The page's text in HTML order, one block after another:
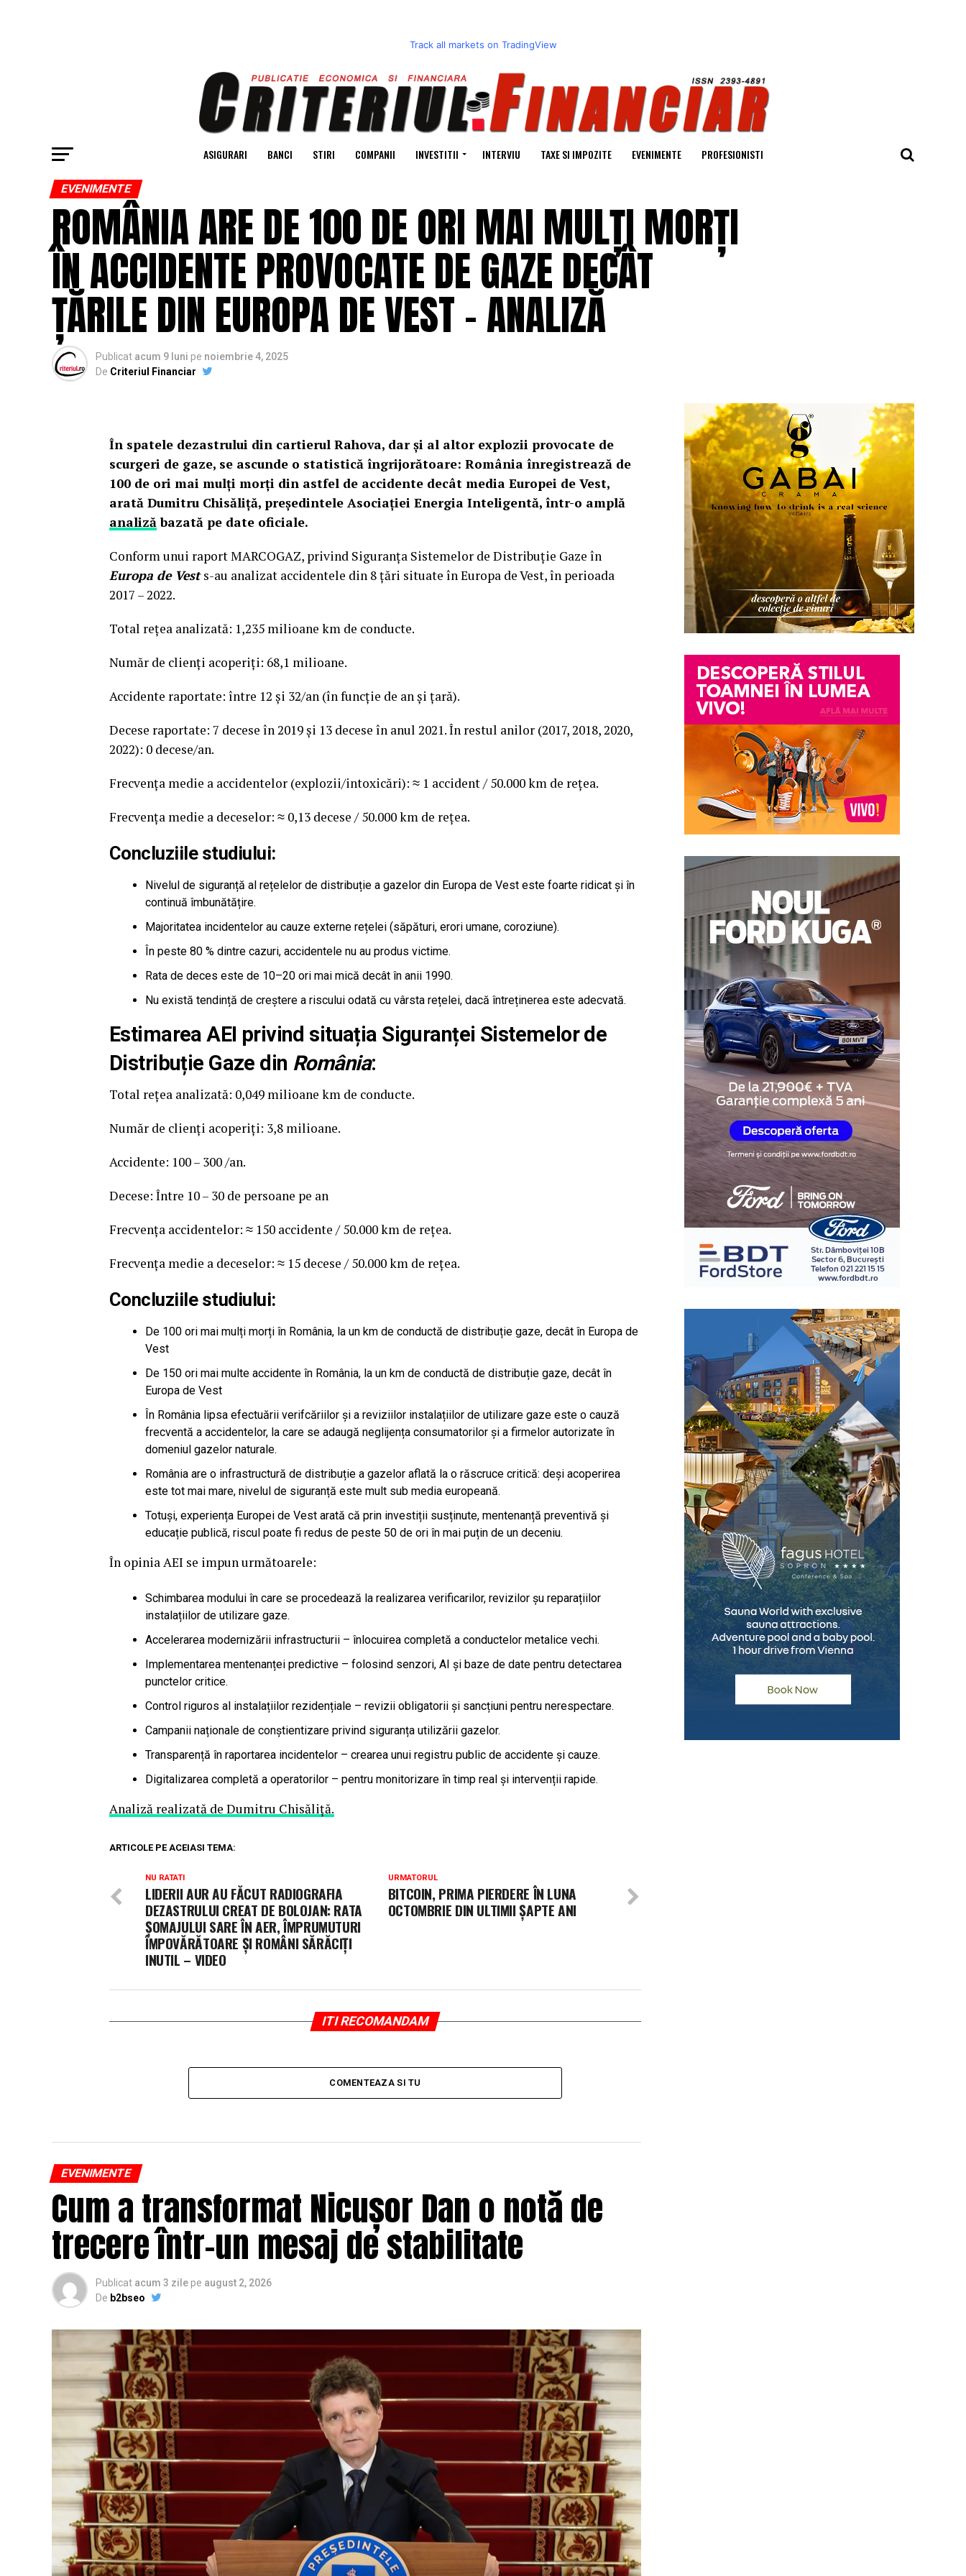
Track all markets on TradingView
ASIGURARI BANCI STIRI COMPANII INVESTITII INTERVIU TAXE SI IMPOZITE EVENIMENTE PROFESIONISTI
EVENIMENTE
ROMÂNIA ARE DE 100 DE ORI MAI MULȚI MORȚI
ÎN ACCIDENTE PROVOCATE DE GAZE DECÂT
ȚĂRILE DIN EUROPA DE VEST – ANALIZĂ
Publicat acum 9 luni pe noiembrie 4, 2025
De Criteriul Financiar
În spatele dezastrului din cartierul Rahova, dar și al altor explozii provocate de
scurgeri de gaze, se ascunde o statistică îngrijorătoare: România înregistrează de
100 de ori mai mulți morți din astfel de accidente decât media Europei de Vest,
arată Dumitru Chisăliță, președintele Asociației Energia Inteligentă, într-o amplă
analizăbazată pe date oficiale.
Conform unui raport MARCOGAZ, privind Siguranța Sistemelor de Distribuție Gaze în
Europa de Vests-au analizat accidentele din 8 țări situate în Europa de Vest, în perioada
2017 – 2022.
Total rețea analizată: 1,235 milioane km de conducte.
Număr de clienți acoperiți: 68,1 milioane.
Accidente raportate: între 12 și 32/an (în funcție de an și țară).
Decese raportate: 7 decese în 2019 și 13 decese în anul 2021. În restul anilor (2017, 2018, 2020,
2022): 0 decese/an.
Frecvența medie a accidentelor (explozii/intoxicări): ≈ 1 accident / 50.000 km de rețea.
Frecvența medie a deceselor: ≈ 0,13 decese / 50.000 km de rețea.
Concluziile studiului:
Nivelul de siguranță al rețelelor de distribuție a gazelor din Europa de Vest este foarte ridicat și în
continuă îmbunătățire.
Majoritatea incidentelor au cauze externe rețelei (săpături, erori umane, coroziune).
În peste 80 % dintre cazuri, accidentele nu au produs victime.
Rata de deces este de 10–20 ori mai mică decât în anii 1990.
Nu există tendință de creștere a riscului odată cu vârsta rețelei, dacă întreținerea este adecvată.
Estimarea AEI privind situația Siguranței Sistemelor de
Distribuție Gaze din România:
Total rețea analizată: 0,049 milioane km de conducte.
Număr de clienți acoperiți: 3,8 milioane.
Accidente: 100 – 300 /an.
Decese: Între 10 – 30 de persoane pe an
Frecvența accidentelor: ≈ 150 accidente / 50.000 km de rețea.
Frecvența medie a deceselor: ≈ 15 decese / 50.000 km de rețea.
Concluziile studiului:
De 100 ori mai mulți morți în România, la un km de conductă de distribuție gaze, decât în Europa de
Vest
De 150 ori mai multe accidente în România, la un km de conductă de distribuție gaze, decât în
Europa de Vest
În România lipsa efectuării verifcăriilor și a reviziilor instalațiilor de utilizare gaze este o cauză
frecventă a accidentelor, la care se adaugă neglijența consumatorilor și a firmelor autorizate în
domeniul gazelor naturale.
România are o infrastructură de distribuție a gazelor aflată la o răscruce critică: deși acoperirea
este tot mai mare, nivelul de siguranță este mult sub media europeană.
Totuși, experiența Europei de Vest arată că prin investiții susținute, mentenanță preventivă și
educație publică, riscul poate fi redus de peste 50 de ori în mai puțin de un deceniu.
În opinia AEI se impun următoarele:
Schimbarea modului în care se procedează la realizarea verificarilor, revizilor șu reparațiilor
instalațiilor de utilizare gaze.
Accelerarea modernizării infrastructurii – înlocuirea completă a conductelor metalice vechi.
Implementarea mentenanței predictive – folosind senzori, AI și baze de date pentru detectarea
punctelor critice.
Control riguros al instalațiilor rezidențiale – revizii obligatorii și sancțiuni pentru nerespectare.
Campanii naționale de conștientizare privind siguranța utilizării gazelor.
Transparență în raportarea incidentelor – crearea unui registru public de accidente și cauze.
Digitalizarea completă a operatorilor – pentru monitorizare în timp real și intervenții rapide.
Analiză realizată de Dumitru Chisăliță.
ARTICOLE PE ACEIASI TEMA:
URMATORUL
BITCOIN, PRIMA PIERDERE ÎN LUNA
OCTOMBRIE DIN ULTIMII ȘAPTE ANI
NU RATATI
LIDERII AUR AU FĂCUT RADIOGRAFIA
DEZASTRULUI CREAT DE BOLOJAN: RATA
ȘOMAJULUI SARE ÎN AER, ÎMPRUMUTURI
ÎMPOVĂRĂTOARE ȘI ROMÂNI SĂRĂCIȚI
INUTIL – VIDEO
ITI RECOMANDAM
COMENTEAZA SI TU
EVENIMENTE
Cum a transformat Nicușor Dan o notă de
trecere într-un mesaj de stabilitate
Publicat acum 3 zile pe august 2, 2026
De b2bseo